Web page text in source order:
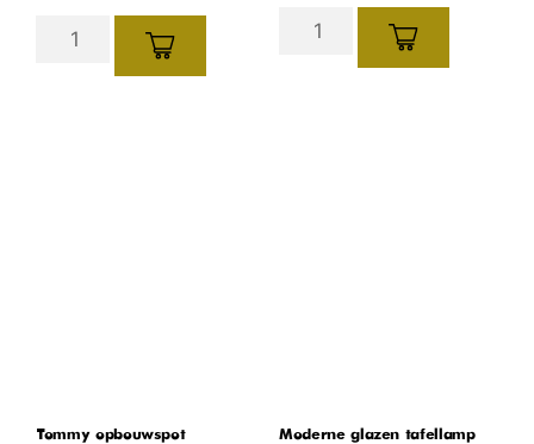
Tommy opbouwspot
Moderne glazen tafellamp –